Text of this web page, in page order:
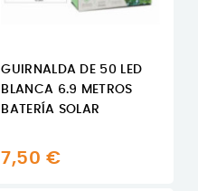
GUIRNALDA DE 50 LED
BLANCA 6.9 METROS
BATERÍA SOLAR
7,50 €